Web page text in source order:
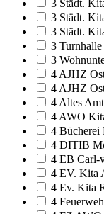
3 Städt.
3 Städt.
3 Städt.
3
3
4 AJHZ
4 AJHZ
4 Altes
4 AWO
4 Bücherei
4 DITIB
4 EB Carl-
4 EV. Kita
4 Ev. Kita
4